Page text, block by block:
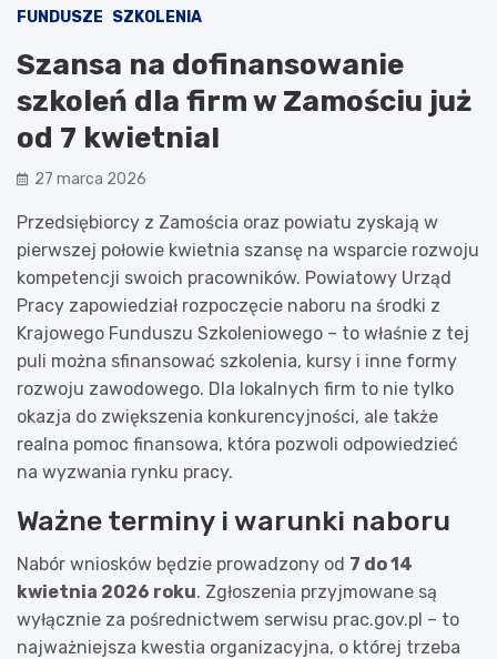
FUNDUSZE SZKOLENIA
Szansa na dofinansowanie
szkoleń dla firm w Zamościu już
od 7 kwietnia!
27 marca 2026
Przedsiębiorcy z Zamościa oraz powiatu zyskają w
pierwszej połowie kwietnia szansę na wsparcie rozwoju
kompetencji swoich pracowników. Powiatowy Urząd
Pracy zapowiedział rozpoczęcie naboru na środki z
Krajowego Funduszu Szkoleniowego – to właśnie z tej
puli można sfinansować szkolenia, kursy i inne formy
rozwoju zawodowego. Dla lokalnych firm to nie tylko
okazja do zwiększenia konkurencyjności, ale także
realna pomoc finansowa, która pozwoli odpowiedzieć
na wyzwania rynku pracy.
Ważne terminy i warunki naboru
Nabór wniosków będzie prowadzony od 7 do 14
kwietnia 2026 roku. Zgłoszenia przyjmowane są
wyłącznie za pośrednictwem serwisu prac.gov.pl – to
najważniejsza kwestia organizacyjna, o której trzeba